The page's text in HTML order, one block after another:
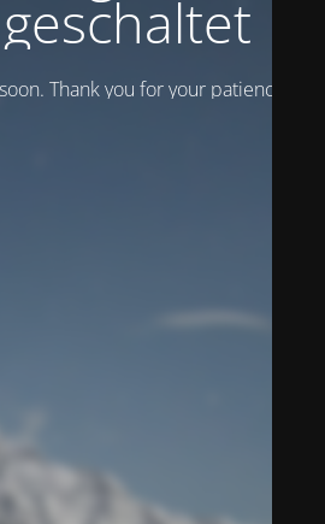
Thank you for your patience!